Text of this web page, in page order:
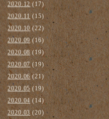
2020.12 (17)
2020.11(15)
2020.10(22)
2020.09(16)
2020.08 (19)
2020.07(19)
2020.06(21)
2020.05(19)
2020.04 (14)
2020.03(20)